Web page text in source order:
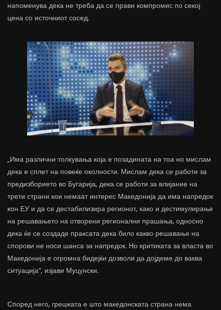
напоменува дека не треба да се прави компромис по секој
цена со источниот сосед.
„Има различни толкувања која е позадината на тоа но мислам
дека е сплет на повеќе околности. Мислам дека се работи за
предизборието во Бугарија, дека се работи за влијание на
трети страни кои немаат интерес Македонија да има напредок
кон ЕУ и да се дестабилизира регионот, како и дестимулирање
на решавањето на отворени регионални прашања, односно
дека ќе се создаде праксата дека било какво решавање на
спорови не носи шанса за напредок. Но критиката за власта во
Македонија е огромна бидејќи дозволи да дојдеме до ваква
ситуација“, изјави Муцунски.
Според него, грешката е што македонската страна нема